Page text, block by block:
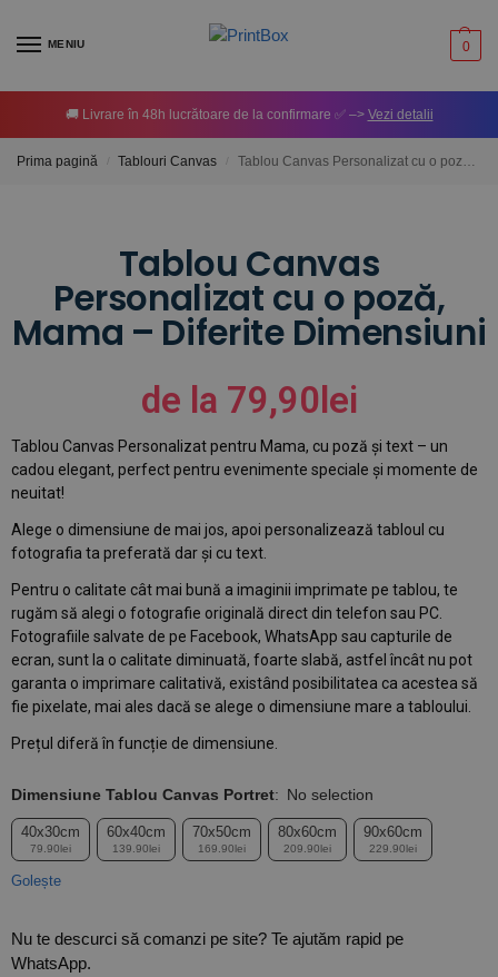
MENIU 0
🚚 Livrare în 48h lucrătoare de la confirmare ✅ –> Vezi detalii
Prima pagină Tablouri Canvas Tablou Canvas Personalizat cu o poză, Mama – Diferite Dimensiuni
Tablou Canvas
Personalizat cu o poză,
Mama – Diferite Dimensiuni
de la 79,90lei
Tablou Canvas Personalizat pentru Mama, cu poză și text – un
cadou elegant, perfect pentru evenimente speciale și momente de
neuitat!
Alege o dimensiune de mai jos, apoi personalizează tabloul cu
fotografia ta preferată dar și cu text.
Pentru o calitate cât mai bună a imaginii imprimate pe tablou, te
rugăm să alegi o fotografie originală direct din telefon sau PC.
Fotografiile salvate de pe Facebook, WhatsApp sau capturile de
ecran, sunt la o calitate diminuată, foarte slabă, astfel încât nu pot
garanta o imprimare calitativă, existând posibilitatea ca acestea să
fie pixelate, mai ales dacă se alege o dimensiune mare a tabloului.
Prețul diferă în funcție de dimensiune.
Dimensiune Tablou Canvas Portret: No selection
40x30cm
79.90lei
60x40cm
139.90lei
70x50cm
169.90lei
80x60cm
209.90lei
90x60cm
229.90lei
Golește
Nu te descurci să comanzi pe site? Te ajutăm rapid pe
WhatsApp.